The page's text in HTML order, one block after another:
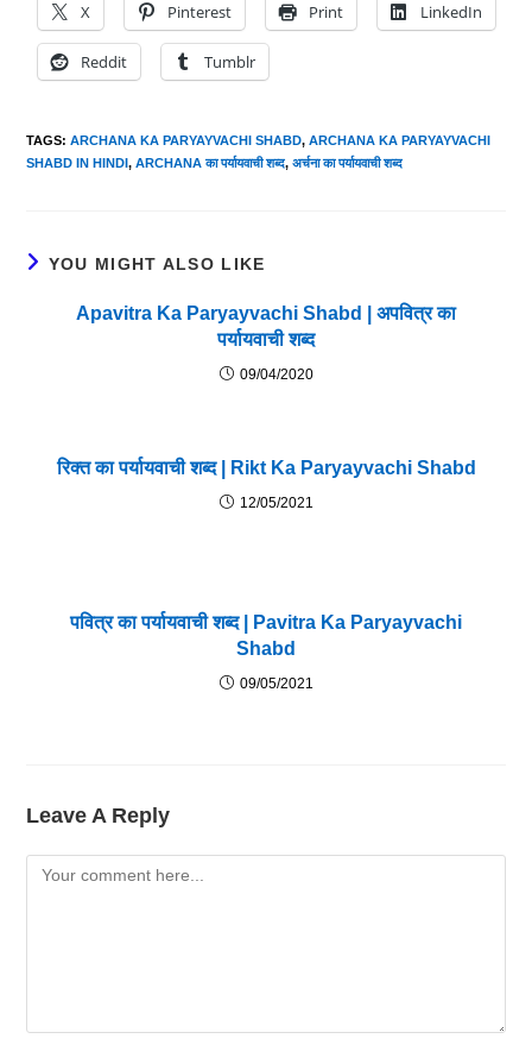
X Pinterest Print LinkedIn
Reddit Tumblr
TAGS:ARCHANA KA PARYAYVACHI SHABD, ARCHANA KA PARYAYVACHI
SHABD IN HINDI, ARCHANA का पर्यायवाची शब्द, अर्चना का पर्यायवाची शब्द
YOU MIGHT ALSO LIKE
Apavitra Ka Paryayvachi Shabd | अपवित्र का
पर्यायवाची शब्द
09/04/2020
रिक्त का पर्यायवाची शब्द | Rikt Ka Paryayvachi Shabd
12/05/2021
पवित्र का पर्यायवाची शब्द | Pavitra Ka Paryayvachi
Shabd
09/05/2021
Leave A Reply
Comment